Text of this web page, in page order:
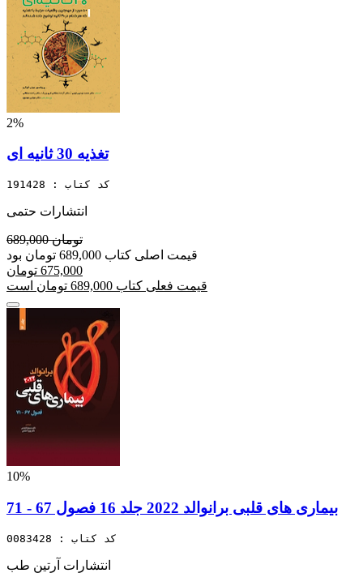
2%
تغذیه 30 ثانیه ای
کد کتاب : 191428
انتشارات حتمی
689,000 تومان
قیمت اصلی کتاب 689,000 تومان بود
675,000 تومان
قیمت فعلی کتاب 689,000 تومان است
10%
بیماری های قلبی برانوالد 2022 جلد 16 فصول 67 - 71
کد کتاب : 0083428
انتشارات آرتین طب